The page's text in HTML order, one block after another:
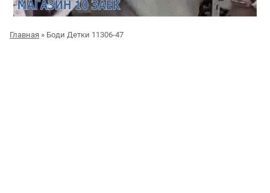
Главная » Боди Детки 11306-47